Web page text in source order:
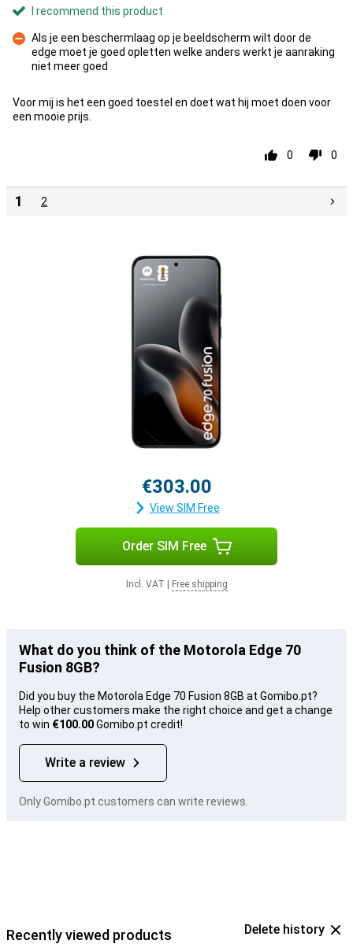
I recommend this product
Con
Als je een beschermlaag op je beeldscherm wilt door de
edge moet je goed opletten welke anders werkt je aanraking
niet meer goed
Voor mij is het een goed toestel en doet wat hij moet doen voor
een mooie prijs.
0 0
1 2
€303.00
View SIM Free
Order SIM Free
Incl. VAT Free shipping
What do you think of the Motorola Edge 70
Fusion 8GB?
Did you buy the Motorola Edge 70 Fusion 8GB at Gomibo.pt?
Help other customers make the right choice and get a change
to win €100.00Gomibo.pt credit!
Write a review
Only Gomibo.pt customers can write reviews.
Recently viewed products Delete history